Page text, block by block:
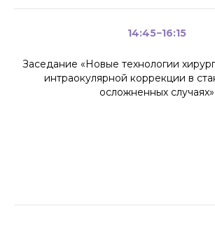
14:45−16:15
Заседание «Новые технологии
интраокулярной коррекции в
осложненных случаях»